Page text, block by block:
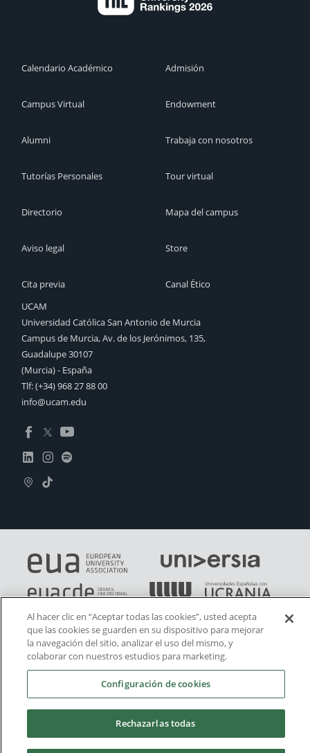
Calendario Académico
Campus Virtual
Alumni
Tutorías Personales
Directorio
Aviso legal
Cita previa
Admisión
Endowment
Trabaja con nosotros
Tour virtual
Mapa del campus
Store
Canal Ético
UCAM
Universidad Católica San Antonio de Murcia
Campus de Murcia, Av. de los Jerónimos, 135,
Guadalupe 30107
(Murcia) - España
Tlf:(+34) 968 27 88 00
info@ucam.edu
Al hacer clic en “Aceptar todas las cookies”, usted acepta
que las cookies se guarden en su dispositivo para mejorar
la navegación del sitio, analizar el uso del mismo, y
colaborar con nuestros estudios para marketing.
Configuración de cookies
Rechazarlas todas